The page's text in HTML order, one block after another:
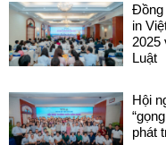
Đồng
in
2025
Luật
Hội
phát